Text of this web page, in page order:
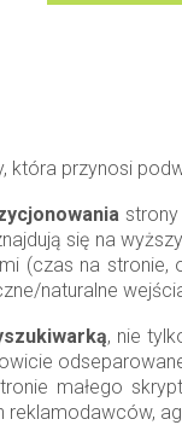
która przynosi
się na
(czas na
naturalne
, nie
małego